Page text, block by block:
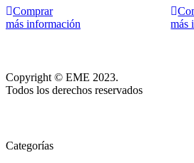
Comprar
más información
más
Copyright © EME 2023.
Todos los derechos reservados
Categorías